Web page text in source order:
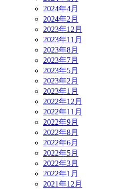
2024年4月
2024年2月
2023年12月
2023年11月
2023年8月
2023年7月
2023年5月
2023年2月
2023年1月
2022年12月
2022年11月
2022年9月
2022年8月
2022年6月
2022年5月
2022年3月
2022年1月
2021年12月